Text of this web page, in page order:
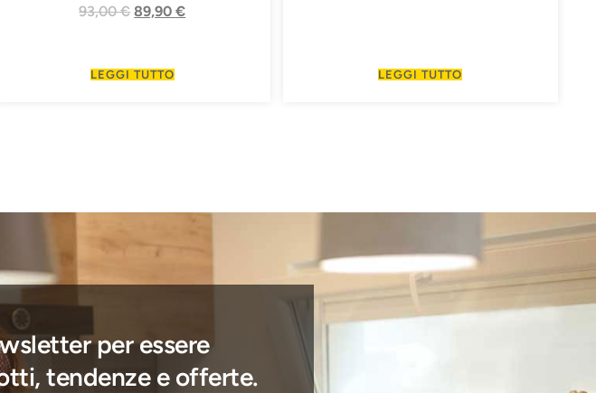
93,00€ 89,90€
LEGGI TUTTO LEGGI TUTTO
per essere
tendenze e offerte.